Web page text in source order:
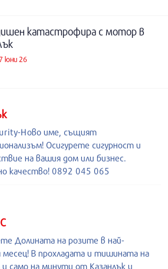
катастрофира с мотор в
юни 26
Ново име, същият
Осигурете сигурност и
на вашия дом или бизнес.
качество! 0892 045 065
Долината на розите в най-
месец! В прохладата и тишината на
и само на минути от Казанлък и